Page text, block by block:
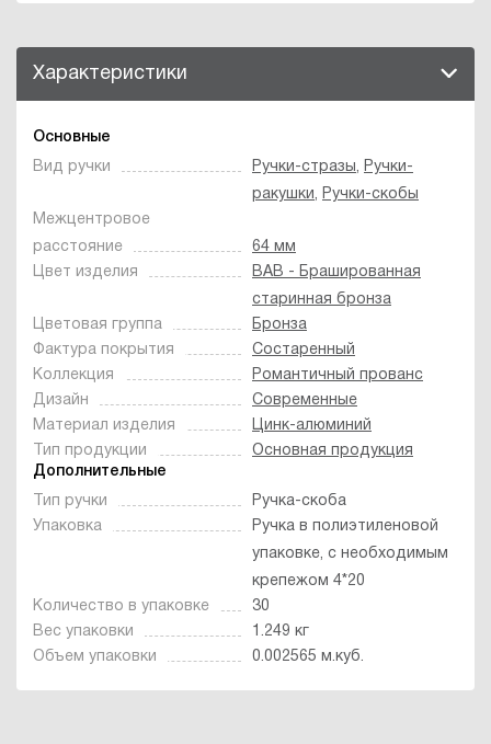
Характеристики
Основные
Вид ручки Ручки-стразы, Ручки-
ракушки, Ручки-скобы
Межцентровое
расстояние
64 мм
Цвет изделия
BAB - Брашированная
старинная бронза
Цветовая группа
Бронза
Фактура покрытия
Состаренный
Коллекция
Романтичный прованс
Дизайн
Современные
Материал изделия
Цинк-алюминий
Тип продукции
Основная продукция
Дополнительные
Тип ручки
Ручка-скоба
Упаковка
Ручка в полиэтиленовой
упаковке, с необходимым
крепежом 4*20
Количество в упаковке
30
Вес упаковки
1.249 кг
Объем упаковки
0.002565 м.куб.